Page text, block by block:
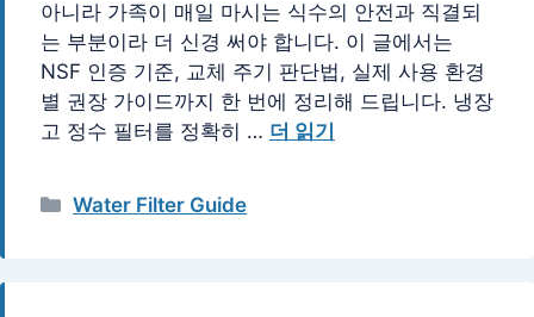
아니라 가족이 매일 마시는 식수의 안전과 직결되
는 부분이라 더 신경 써야 합니다. 이 글에서는
NSF 인증 기준, 교체 주기 판단법, 실제 사용 환경
별 권장 가이드까지 한 번에 정리해 드립니다. 냉장
고 정수 필터를 정확히 … 더 읽기
카
Water Filter Guide